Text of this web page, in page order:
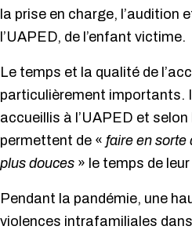
la prise en charge, l’audition
l’UAPED, de l’enfant victime.
Le temps et la qualité de
particulièrement importants.
accueillis à l’UAPED et
permettent de « faire en sorte
plus douces » le temps de
Pendant la pandémie, une
violences intrafamiliales dans